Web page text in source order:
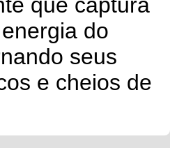
do
seus
e cheios de